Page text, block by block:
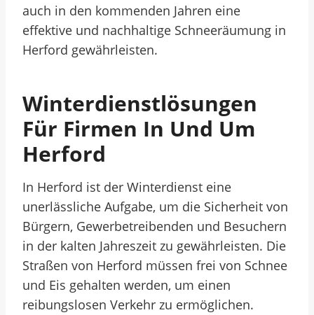
auch in den kommenden Jahren eine
effektive und nachhaltige Schneeräumung in
Herford gewährleisten.
Winterdienstlösungen
Für Firmen In Und Um
Herford
In Herford ist der Winterdienst eine
unerlässliche Aufgabe, um die Sicherheit von
Bürgern, Gewerbetreibenden und Besuchern
in der kalten Jahreszeit zu gewährleisten. Die
Straßen von Herford müssen frei von Schnee
und Eis gehalten werden, um einen
reibungslosen Verkehr zu ermöglichen.